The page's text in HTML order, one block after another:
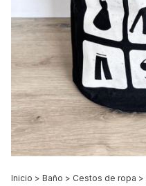
Inicio > Baño > Cestos de ropa >